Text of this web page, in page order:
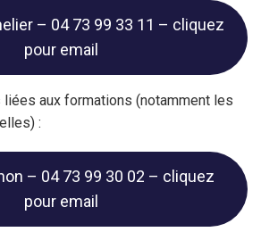
– 04 73 99 33 11 – cliquez
pour email
liées aux formations (notamment les
:
– 04 73 99 30 02 – cliquez
pour email